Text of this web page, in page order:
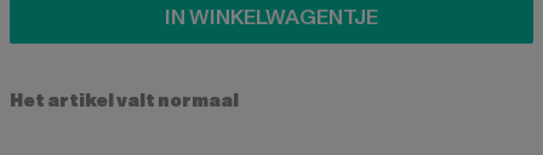
IN WINKELWAGENTJE
Het artikel valt normaal